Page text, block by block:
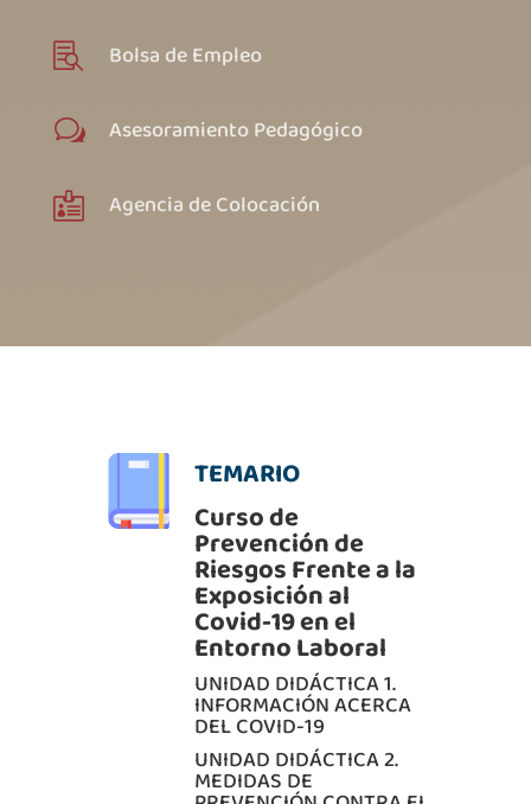
 Bolsa de Empleo
w Asesoramiento Pedagógico
 Agencia de Colocación
TEMARIO
Curso de
Prevención de
Riesgos Frente a la
Exposición al
Covid-19 en el
Entorno Laboral
UNIDAD DIDÁCTICA 1.
INFORMACIÓN ACERCA
DEL COVID-19
UNIDAD DIDÁCTICA 2.
MEDIDAS DE